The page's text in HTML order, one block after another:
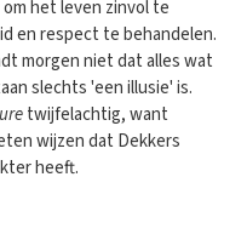
het leven zinvol te
en respect te behandelen.
morgen niet dat alles wat
slechts 'een illusie' is.
twijfelachtig, want
wijzen dat Dekkers
heeft.